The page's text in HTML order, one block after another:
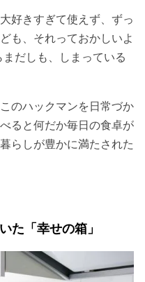
好きすぎて使えず、ずっ
も、それっておかしいよ
だしも、しまっている
のハックマンを日常づか
ると何だか毎日の食卓が
らしが豊かに満たされた
た「幸せの箱」